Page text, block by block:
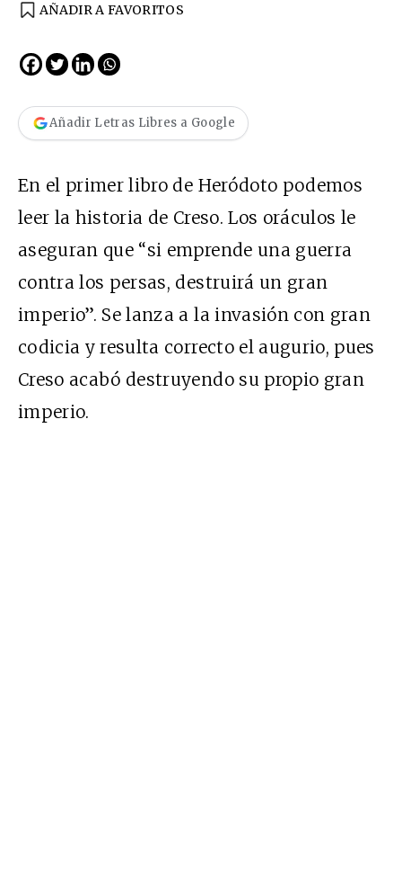
AÑADIR A FAVORITOS
Añadir Letras Libres a Google
En el primer libro de Heródoto podemos
leer la historia de Creso. Los oráculos le
aseguran que “si emprende una guerra
contra los persas, destruirá un gran
imperio”. Se lanza a la invasión con gran
codicia y resulta correcto el augurio, pues
Creso acabó destruyendo su propio gran
imperio.